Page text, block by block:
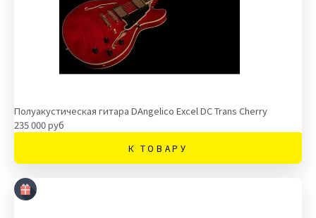
Полуакустическая гитара DAngelico Excel DC Trans Cherry
235 000 руб
К ТОВАРУ